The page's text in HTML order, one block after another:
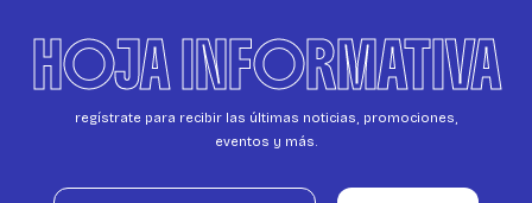
HOJA INFORMATIVA
regístrate para recibir las últimas noticias, promociones,
eventos y más.